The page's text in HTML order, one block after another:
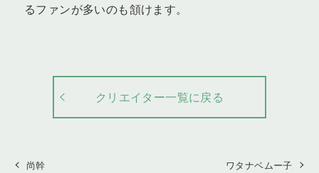
るファンが多いのも頷けます。
クリエイター一覧に戻る
尚幹 ワタナベムー子